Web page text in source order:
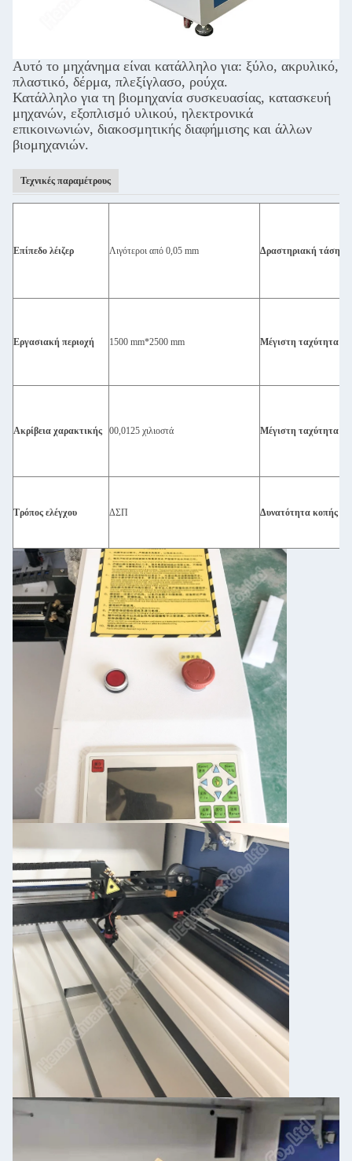
Αυτό το μηχάνημα είναι κατάλληλο για: ξύλο, ακρυλικό,
πλαστικό, δέρμα, πλεξίγλασο, ρούχα.
Κατάλληλο για τη βιομηχανία συσκευασίας, κατασκευή
μηχανών, εξοπλισμό υλικού, ηλεκτρονικά
επικοινωνιών, διακοσμητικής διαφήμισης και άλλων
βιομηχανιών.
Τεχνικές παραμέτρους
Επίπεδο λέιζερ Λιγότεροι από 0,05 mm Δραστηριακή τάση
Εργασιακή περιοχή 1500 mm*2500 mm Μέγιστη ταχύτητα
Ακρίβεια χαρακτικής 00,0125 χιλιοστά Μέγιστη ταχύτητα
Τρόπος ελέγχου ΔΣΠ Δυνατότητα κοπής